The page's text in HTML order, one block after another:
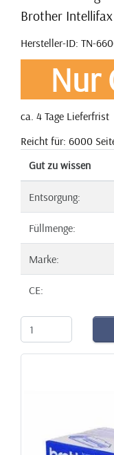
Brother
Hersteller-ID: TN-
Nur
ca. 4 Tage Lieferfrist
Reicht für: 6000
Gut zu wissen
Entsorgung:
Füllmenge:
Marke:
CE: